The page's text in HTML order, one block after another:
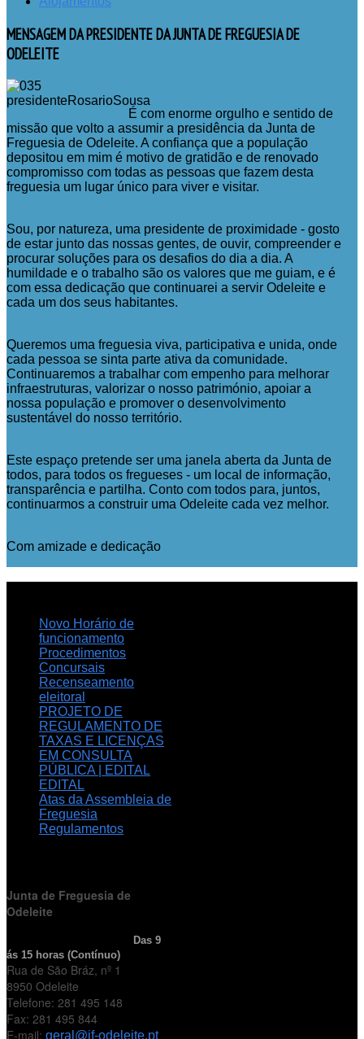
MENSAGEMDA PRESIDENTE DA JUNTA DE FREGUESIA DE
ODELEITE
É com enorme orgulho e sentido de
missão que volto a assumir a presidência da Junta de
Freguesia de Odeleite. A confiança que a população
depositou em mim é motivo de gratidão e de renovado
compromisso com todas as pessoas que fazem desta
freguesia um lugar único para viver e visitar.
Sou, por natureza, uma presidente de proximidade - gosto
de estar junto das nossas gentes, de ouvir, compreender e
procurar soluções para os desafios do dia a dia. A
humildade e o trabalho são os valores que me guiam, e é
com essa dedicação que continuarei a servir Odeleite e
cada um dos seus habitantes.
Queremos uma freguesia viva, participativa e unida, onde
cada pessoa se sinta parte ativa da comunidade.
Continuaremos a trabalhar com empenho para melhorar
infraestruturas, valorizar o nosso património, apoiar a
nossa população e promover o desenvolvimento
sustentável do nosso território.
Este espaço pretende ser uma janela aberta da Junta de
todos, para todos os fregueses - um local de informação,
transparência e partilha. Conto com todos para, juntos,
continuarmos a construir uma Odeleite cada vez melhor.
Com amizade e dedicação
Novo Horário de
funcionamento
Procedimentos
Concursais
Recenseamento
eleitoral
PROJETO DE
REGULAMENTO DE
TAXAS E LICENÇAS
EM CONSULTA
PÚBLICA | EDITAL
EDITAL
Atas da Assembleia de
Freguesia
Regulamentos
Junta de Freguesia de
Odeleite
Das 9
ás 15 horas (Contínuo)
Rua de São Bráz, nº 1
8950 Odeleite
Telefone: 281 495 148
Fax: 281 495 844
E-mail: geral@jf-odeleite.pt